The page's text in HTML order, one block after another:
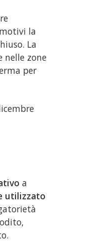
la
La
nelle zone
per
a
utilizzato